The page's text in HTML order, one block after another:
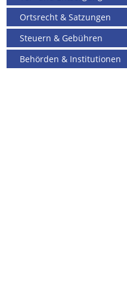
Ortsrecht & Satzungen
Steuern & Gebühren
Behörden & Institutionen